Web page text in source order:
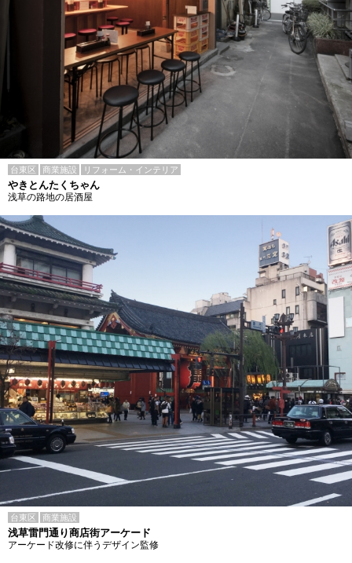
台東区 商業施設 リフォーム・インテリア
やきとんたくちゃん
浅草の路地の居酒屋
台東区 商業施設
浅草雷門通り商店街アーケード
アーケード改修に伴うデザイン監修